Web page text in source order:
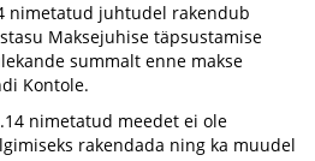
nimetatud juhtudel rakendub
Maksejuhise täpsustamise
summalt enne makse
Kontole.
nimetatud meedet ei ole
rakendada ning ka muudel